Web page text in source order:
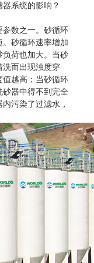
系统的影响？
数之一。砂循环
砂循环速率增加
负荷也加大。当砂
洗而出现浊度穿
值越高；当砂循环
砂器中得不到完全
污染了过滤水，